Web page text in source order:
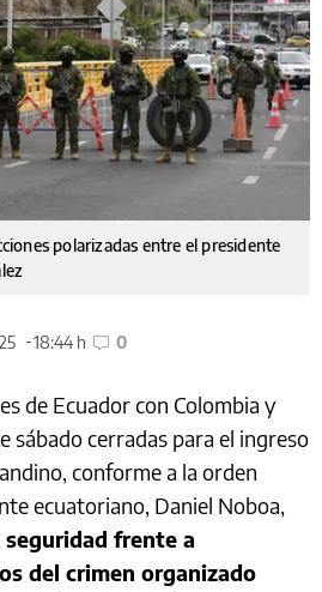
polarizadas entre el presidente
18:44 h 0
de Ecuador con Colombia y
sábado cerradas para el ingreso
conforme a la orden
ecuatoriano, Daniel Noboa,
seguridad frente a
del crimen organizado